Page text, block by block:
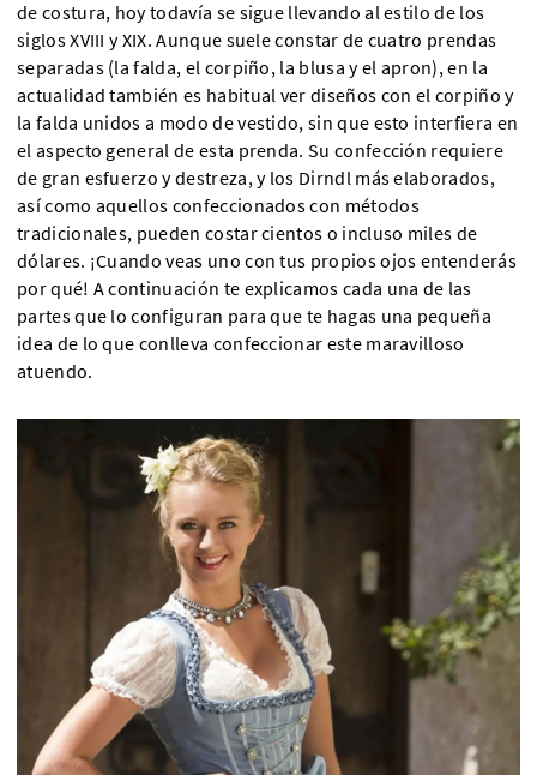
de costura, hoy todavía se sigue llevando al estilo de los
siglos XVIII y XIX. Aunque suele constar de cuatro prendas
separadas (la falda, el corpiño, la blusa y el apron), en la
actualidad también es habitual ver diseños con el corpiño y
la falda unidos a modo de vestido, sin que esto interfiera en
el aspecto general de esta prenda. Su confección requiere
de gran esfuerzo y destreza, y los Dirndl más elaborados,
así como aquellos confeccionados con métodos
tradicionales, pueden costar cientos o incluso miles de
dólares. ¡Cuando veas uno con tus propios ojos entenderás
por qué! A continuación te explicamos cada una de las
partes que lo configuran para que te hagas una pequeña
idea de lo que conlleva confeccionar este maravilloso
atuendo.